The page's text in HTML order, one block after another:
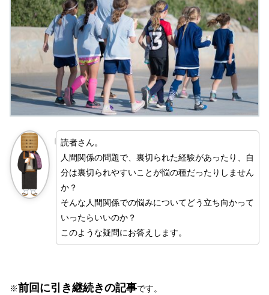
読者さん。
人間関係の問題で、裏切られた経験があったり、自
分は裏切られやすいことが悩の種だったりしません
か？
そんな人間関係での悩みについてどう立ち向かって
いったらいいのか？
このような疑問にお答えします。
※前回に引き継続きの記事です。